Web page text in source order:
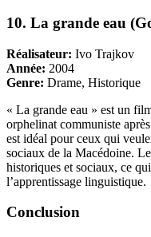
10. La grande eau
Réalisateur: Ivo Trajkov
Année: 2004
Genre: Drame, Historique
« La grande eau » est un
orphelinat communiste
est idéal pour ceux qui
sociaux de la Macédoine.
historiques et sociaux, ce qui
l’apprentissage linguistique.
Conclusion